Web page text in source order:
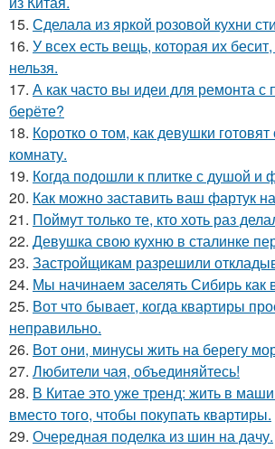
15. Сделала из яркой розовой кухни
16. У всех есть вещь, которая их
нельзя.
17. А как часто вы идеи для ремонта с
берёте?
18. Коротко о том, как девушки
комнату.
19. Когда подошли к плитке с душой и
20. Как можно заставить ваш фартук
21. Поймут только те, кто хоть раз
22. Девушка свою кухню в сталинке
23. Застройщикам разрешили
24. Мы начинаем заселять Сибирь как
25. Вот что бывает, когда квартиры
неправильно.
26. Вот они, минусы жить на берегу
27. Любители чая, объединяйтесь!
28. В Китае это уже тренд: жить в
вместо того, чтобы покупать квартиры.
29. Очередная поделка из шин на дачу.